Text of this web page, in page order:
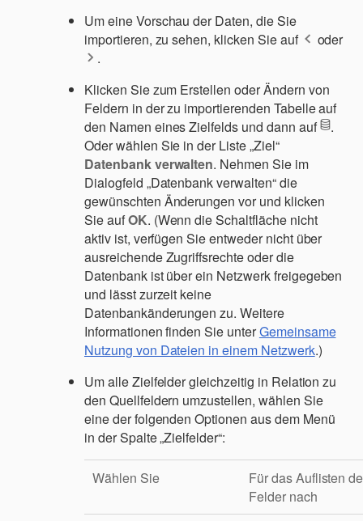
Um eine Vorschau der Daten, die Sie
importieren, zu sehen, klicken Sie auf
oder
.
Klicken Sie zum Erstellen oder Ändern von
Feldern in der zu importierenden Tabelle auf
den Namen eines Zielfelds und dann auf
.
Oder wählen Sie in der Liste „Ziel“
Datenbank verwalten. Nehmen Sie im
Dialogfeld „Datenbank verwalten“ die
gewünschten Änderungen vor und klicken
Sie aufOK. (Wenn die Schaltfläche nicht
aktiv ist, verfügen Sie entweder nicht über
ausreichende Zugriffsrechte oder die
Datenbank ist über ein Netzwerk freigegeben
und lässt zurzeit keine
Datenbankänderungen zu. Weitere
Informationen finden Sie unterGemeinsame
Nutzung von Dateien in einem Netzwerk.)
Um alle Zielfelder gleichzeitig in Relation zu
den Quellfeldern umzustellen, wählen Sie
eine der folgenden Optionen aus dem Menü
in der Spalte „Zielfelder“:
Wählen Sie
Für das Auflisten
Felder nach